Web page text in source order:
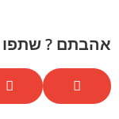
אהבתם ? שתפו